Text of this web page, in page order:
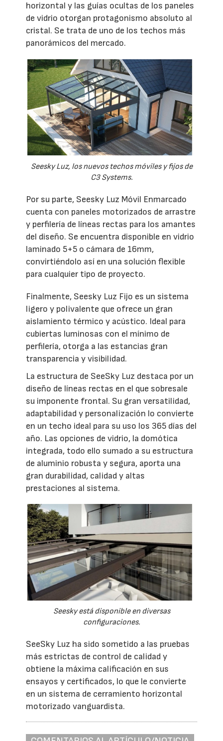
horizontal y las guías ocultas de los paneles
de vidrio otorgan protagonismo absoluto al
cristal. Se trata de uno de los techos más
panorámicos del mercado.
Seesky Luz, los nuevos techos móviles y fijos de
C3 Systems.
Por su parte, Seesky Luz Móvil Enmarcado
cuenta con paneles motorizados de arrastre
y perfilería de líneas rectas para los amantes
del diseño. Se encuentra disponible en vidrio
laminado 5+5 o cámara de 16mm,
convirtiéndolo así en una solución flexible
para cualquier tipo de proyecto.
Finalmente, Seesky Luz Fijo es un sistema
ligero y polivalente que ofrece un gran
aislamiento térmico y acústico. Ideal para
cubiertas luminosas con el mínimo de
perfilería, otorga a las estancias gran
transparencia y visibilidad.
La estructura de SeeSky Luz destaca por un
diseño de líneas rectas en el que sobresale
su imponente frontal. Su gran versatilidad,
adaptabilidad y personalización lo convierte
en un techo ideal para su uso los 365 días del
año. Las opciones de vidrio, la domótica
integrada, todo ello sumado a su estructura
de aluminio robusta y segura, aporta una
gran durabilidad, calidad y altas
prestaciones al sistema.
Seesky está disponible en diversas
configuraciones.
SeeSky Luz ha sido sometido a las pruebas
más estrictas de control de calidad y
obtiene la máxima calificación en sus
ensayos y certificados, lo que le convierte
en un sistema de cerramiento horizontal
motorizado vanguardista.